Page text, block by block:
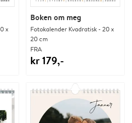
x
Boken om meg
Fotokalender Kvadratisk - 20 x
20 cm
FRA
kr 179,-